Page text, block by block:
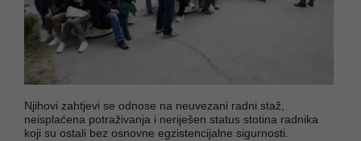
Njihovi zahtjevi se odnose na neuvezani radni staž,
neisplaćena potraživanja i neriješen status stotina radnika
koji su ostali bez osnovne egzistencijalne sigurnosti.